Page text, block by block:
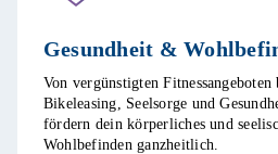
Gesundheit &
Von vergünstigten
Bikeleasing, Seelsorge und
fördern dein körperliches und
Wohlbefinden ganzheitlich.​